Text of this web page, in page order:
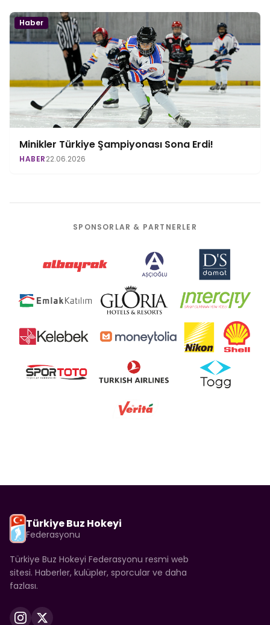
Haber
Minikler Türkiye Şampiyonası Sona Erdi!
HABER22.06.2026
SPONSORLAR & PARTNERLER
Türkiye Buz Hokeyi
Federasyonu
Türkiye Buz Hokeyi Federasyonu resmi web
sitesi. Haberler, kulüpler, sporcular ve daha
fazlası.